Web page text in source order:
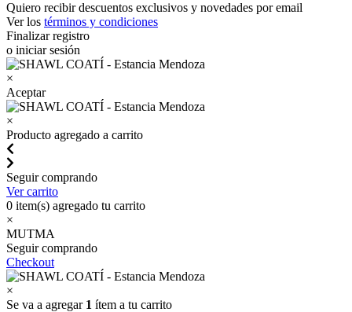
Quiero recibir descuentos exclusivos y novedades por email
Ver los términos y condiciones
Finalizar registro
o iniciar sesión
×
Aceptar
×
Producto agregado a carrito
Seguir comprando
Ver carrito
0 item(s) agregado tu carrito
×
MUTMA
Seguir comprando
Checkout
×
Se va a agregar 1 ítem a tu carrito